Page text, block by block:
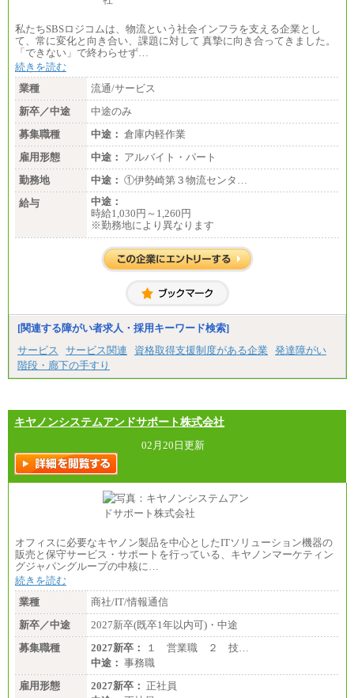
私たちSBSロジコムは、物流という社会インフラを支える企業とし
て、常に変化と向き合い、課題に対して 真摯に向き合ってきました。
「できない」で終わらせず…
続きを読む
業種
流通/サービス
新卒／中途
中途のみ
募集職種
中途： 倉庫内軽作業
雇用形態
中途： アルバイト・パート
勤務地
中途： ①伊勢崎第３物流センタ…
給与
中途：
時給1,030円～1,260円
※勤務地により異なります
[関連する障がい者求人・採用キーワード検索]
サービス
サービス関連 資格取得支援制度がある企業
発達障がい
階段・廊下の手すり
キヤノンシステムアンドサポート株式会社
02月20日更新
オフィスに必要なキヤノン製品を中心としたITソリューション機器の
販売と保守サービス・サポートを行っている、キヤノンマーケティン
グジャパングループの中核に…
続きを読む
業種
商社/IT/情報通信
新卒／中途
2027新卒(既卒1年以内可)・中途
募集職種
2027新卒：
１ 営業職 ２ 技…
中途： 事務職
雇用形態
2027新卒： 正社員